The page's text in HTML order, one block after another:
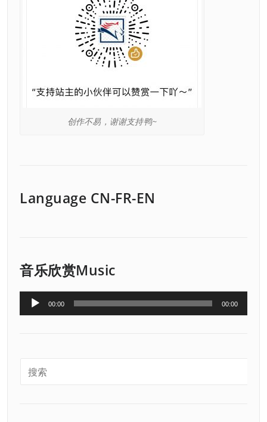
创作不易，谢谢支持鸭~
Language CN-FR-EN
音乐欣赏Music
频
00:00 00:00